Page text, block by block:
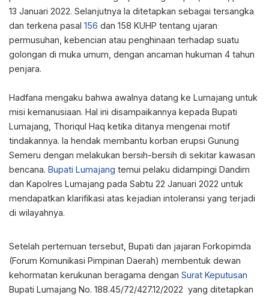
13 Januari 2022. Selanjutnya Ia ditetapkan sebagai tersangka
dan terkena pasal 156 dan 158 KUHP tentang ujaran
permusuhan, kebencian atau penghinaan terhadap suatu
golongan di muka umum, dengan ancaman hukuman 4 tahun
penjara.
Hadfana mengaku bahwa awalnya datang ke Lumajang untuk
misi kemanusiaan. Hal ini disampaikannya kepada Bupati
Lumajang, Thoriqul Haq ketika ditanya mengenai motif
tindakannya. Ia hendak membantu korban erupsi Gunung
Semeru dengan melakukan bersih-bersih di sekitar kawasan
bencana. Bupati Lumajang temui pelaku didampingi Dandim
dan Kapolres Lumajang pada Sabtu 22 Januari 2022 untuk
mendapatkan klarifikasi atas kejadian intoleransi yang terjadi
di wilayahnya.
Setelah pertemuan tersebut, Bupati dan jajaran Forkopimda
(Forum Komunikasi Pimpinan Daerah) membentuk dewan
kehormatan kerukunan beragama dengan Surat Keputusan
Bupati Lumajang No. 188.45/72/427.12/2022 yang ditetapkan